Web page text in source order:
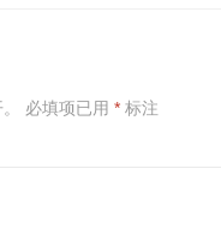
必填项已用 * 标注